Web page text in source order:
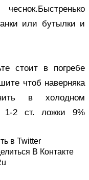
или бутылки и
стоит в погребе
чтоб наверняка
в холодном
1-2 ст. ложки 9%